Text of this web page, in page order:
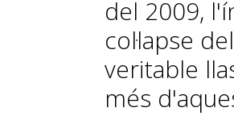
del 2009,
col·lapse
veritable
més